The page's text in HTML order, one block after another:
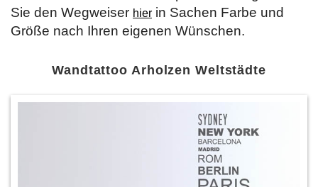
Sie den Wegweiser hier in Sachen Farbe und
Größe nach Ihren eigenen Wünschen.
Wandtattoo Arholzen Weltstädte